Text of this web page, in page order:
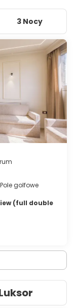
3 Nocy
Pole golfowe
(full double